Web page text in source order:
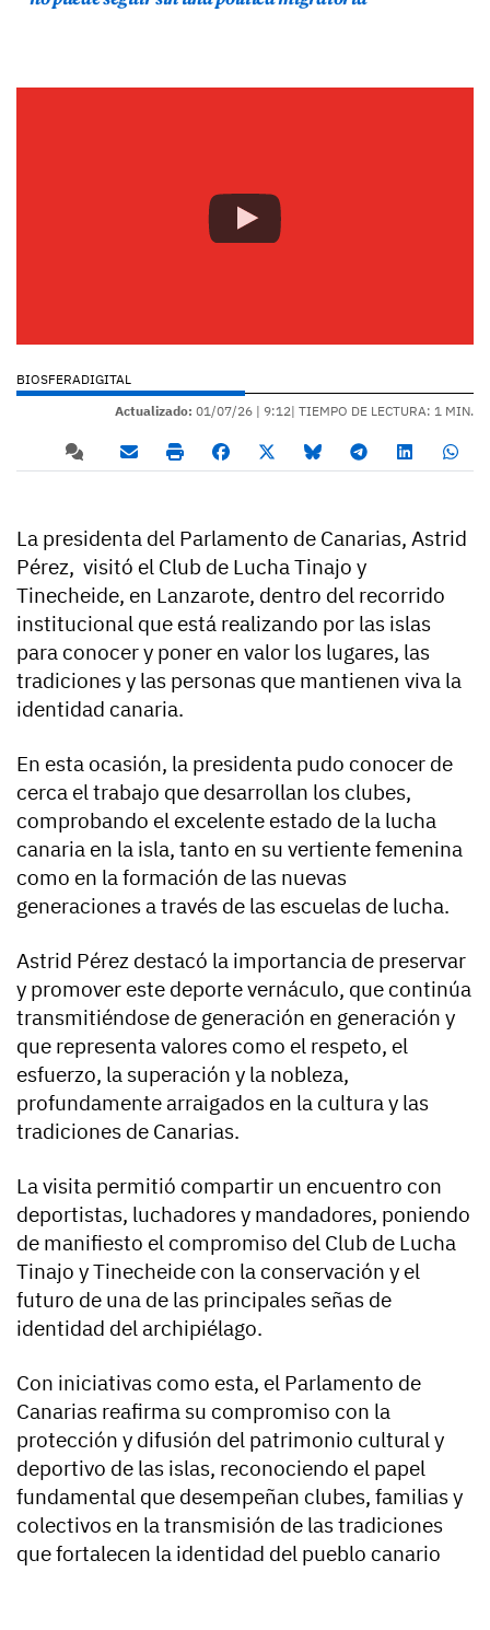
BIOSFERADIGITAL
Actualizado: 01/07/26 | 9:12| TIEMPO DE LECTURA: 1 MIN.
La presidenta del Parlamento de Canarias, Astrid
Pérez, visitó el Club de Lucha Tinajo y
Tinecheide, en Lanzarote, dentro del recorrido
institucional que está realizando por las islas
para conocer y poner en valor los lugares, las
tradiciones y las personas que mantienen viva la
identidad canaria.
En esta ocasión, la presidenta pudo conocer de
cerca el trabajo que desarrollan los clubes,
comprobando el excelente estado de la lucha
canaria en la isla, tanto en su vertiente femenina
como en la formación de las nuevas
generaciones a través de las escuelas de lucha.
Astrid Pérez destacó la importancia de preservar
y promover este deporte vernáculo, que continúa
transmitiéndose de generación en generación y
que representa valores como el respeto, el
esfuerzo, la superación y la nobleza,
profundamente arraigados en la cultura y las
tradiciones de Canarias.
La visita permitió compartir un encuentro con
deportistas, luchadores y mandadores, poniendo
de manifiesto el compromiso del Club de Lucha
Tinajo y Tinecheide con la conservación y el
futuro de una de las principales señas de
identidad del archipiélago.
Con iniciativas como esta, el Parlamento de
Canarias reafirma su compromiso con la
protección y difusión del patrimonio cultural y
deportivo de las islas, reconociendo el papel
fundamental que desempeñan clubes, familias y
colectivos en la transmisión de las tradiciones
que fortalecen la identidad del pueblo canario